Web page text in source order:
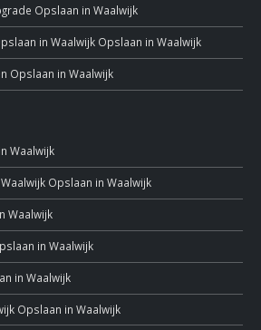
Opslaan in Waalwijk
in Waalwijk Opslaan in Waalwijk
Opslaan in Waalwijk
Waalwijk
Opslaan in Waalwijk
Waalwijk
in Waalwijk
in Waalwijk
Opslaan in Waalwijk